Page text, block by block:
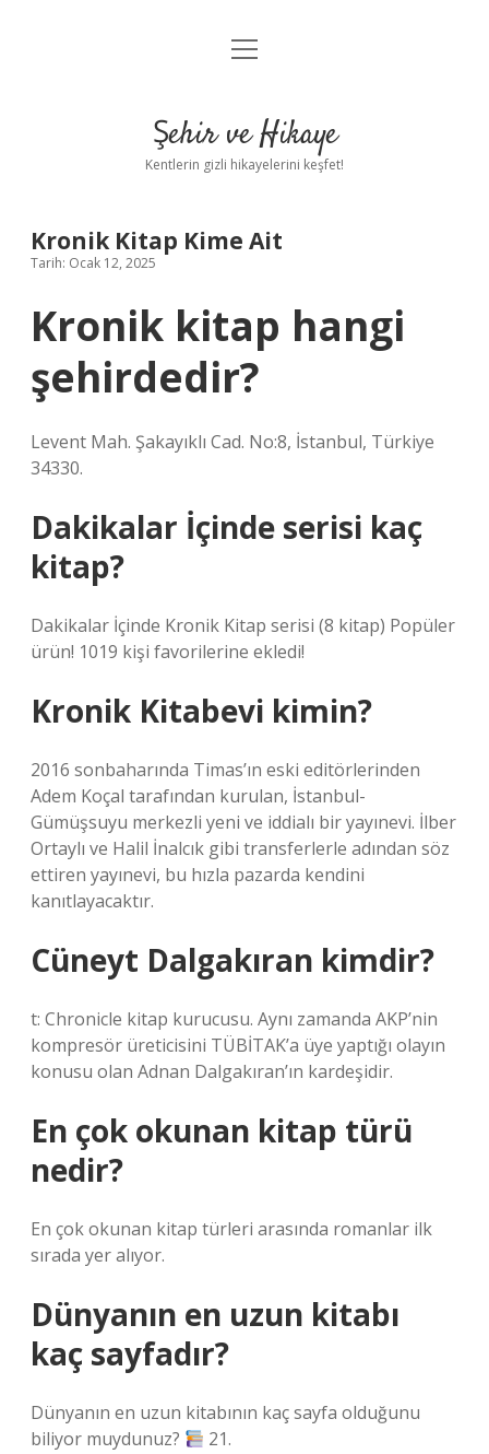
Anasayfa
Yasal Uyarı
menüyü
Şehir ve Hikaye
Kentlerin gizli hikayelerini keşfet!
Kronik Kitap Kime Ait
Tarih: Ocak 12, 2025
Kronik kitap hangi
şehirdedir?
Levent Mah. Şakayıklı Cad. No:8, İstanbul, Türkiye
34330.
Dakikalar İçinde serisi kaç
kitap?
Dakikalar İçinde Kronik Kitap serisi (8 kitap) Popüler
ürün! 1019 kişi favorilerine ekledi!
Kronik Kitabevi kimin?
2016 sonbaharında Timas’ın eski editörlerinden
Adem Koçal tarafından kurulan, İstanbul-
Gümüşsuyu merkezli yeni ve iddialı bir yayınevi. İlber
Ortaylı ve Halil İnalcık gibi transferlerle adından söz
ettiren yayınevi, bu hızla pazarda kendini
kanıtlayacaktır.
Cüneyt Dalgakıran kimdir?
t: Chronicle kitap kurucusu. Aynı zamanda AKP’nin
kompresör üreticisini TÜBİTAK’a üye yaptığı olayın
konusu olan Adnan Dalgakıran’ın kardeşidir.
En çok okunan kitap türü
nedir?
En çok okunan kitap türleri arasında romanlar ilk
sırada yer alıyor.
Dünyanın en uzun kitabı
kaç sayfadır?
Dünyanın en uzun kitabının kaç sayfa olduğunu
biliyor muydunuz?
21.